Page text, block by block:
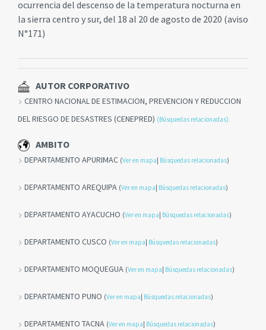
ocurrencia del descenso de la temperatura nocturna en
la sierra centro y sur, del 18 al 20 de agosto de 2020 (aviso
N°171)
AUTOR CORPORATIVO
CENTRO NACIONAL DE ESTIMACION, PREVENCION Y REDUCCION
DEL RIESGO DE DESASTRES (CENEPRED) (Búsquedas relacionadas)
AMBITO
DEPARTAMENTO APURIMAC (Ver en mapa Búsquedas relacionadas)
DEPARTAMENTO AREQUIPA (Ver en mapa Búsquedas relacionadas)
DEPARTAMENTO AYACUCHO (Ver en mapa Búsquedas relacionadas)
DEPARTAMENTO CUSCO (Ver en mapa Búsquedas relacionadas)
DEPARTAMENTO MOQUEGUA (Ver en mapa Búsquedas relacionadas)
DEPARTAMENTO PUNO (Ver en mapa Búsquedas relacionadas)
DEPARTAMENTO TACNA (Ver en mapa Búsquedas relacionadas)